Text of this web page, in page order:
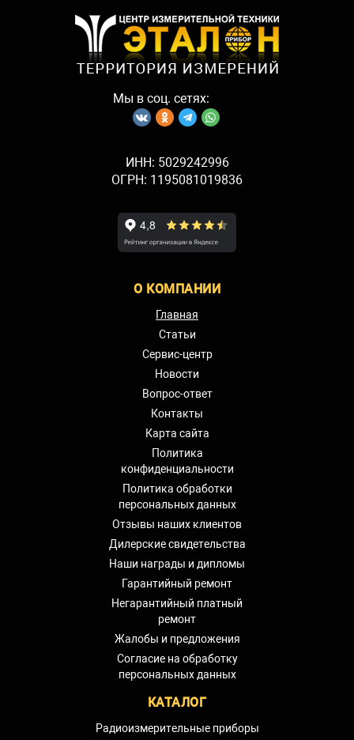
Мы в соц. сетях:
ИНН: 5029242996
ОГРН: 1195081019836
О КОМПАНИИ
Главная
Статьи
Сервис-центр
Новости
Вопрос-ответ
Контакты
Карта сайта
Политика
конфиденциальности
Политика обработки
персональных данных
Отзывы наших клиентов
Дилерские свидетельства
Наши награды и дипломы
Гарантийный ремонт
Негарантийный платный
ремонт
Жалобы и предложения
Согласие на обработку
персональных данных
КАТАЛОГ
Радиоизмерительные приборы